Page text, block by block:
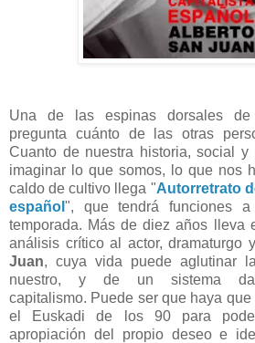
Una de las espinas dorsales
pregunta cuánto de las otras
Cuanto de nuestra historia, social
imaginar lo que somos, lo que nos
caldo de cultivo llega "Autorretrato
español ", que tendrá funciones
temporada. Más de diez años lleva
análisis crítico al actor, dramaturgo
Juan, cuya vida puede aglutinar
nuestro, y de un sistema
capitalismo. Puede ser que haya
el Euskadi de los 90 para
apropiación del propio deseo e